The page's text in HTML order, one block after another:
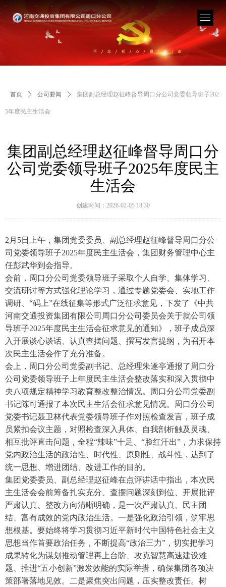
集团副总经理赵征峰督导周口分
公司党委领导班子2025年度民主
生活会
2月5日上午，集团党委委员、副总经理赵征峰督导周口分公
司党委领导班子2025年度民主生活会，集团财务管理中心主
任彭武华到会指导。
会前，周口分公司党委领导班子采取个人自学、集体学习、
交流研讨等方式强化理论学习，通过专题党委会、实地工作
调研、“码上”在线征集等形式广泛征求意见，下发了《中共
河南交通投资集团有限公司周口分公司委员会关于就公司领
导班子2025年度民主生活会征求意见的通知》，班子成员深
入开展谈心谈话、认真查摆问题、撰写发言提纲，为召开本
次民主生活会作了充分准备。
会上，周口分公司党委副书记、总经理朱遂亭通报了周口分
公司党委领导班子上年度民主生活会整改落实和深入贯彻中
央八项规定精神学习教育整改整治情况。周口分公司党委副
书记陈可通报了本次民主生活会征求意见情况。周口分公司
党委书记聂卫林代表党委领导班子作对照检查发言，班子成
员紧扣会议主题，对照检查深入具体、自我剖析触及灵魂、
相互批评直击问题，全程“辣味”十足、“脸红汗出”，力求保持
党内政治生活的政治性、时代性、原则性、战斗性，达到了
统一思想、增进团结、改进工作的目的。
集团党委委员、副总经理赵征峰在点评讲话中指出，本次民
主生活会会前筹备扎实充分、查摆问题深刻到位、开展批评
严肃认真、整改方向清晰明确，是一次严肃认真、民主团
结、富有成效的党内政治生活。一是强化政治引领，筑牢思
想根基。要始终将学习贯彻习近平新时代中国特色社会主义
思想当作首要政治任务，不断提高“政治三力”，切实把学习
成果转化为谋划推动管理再上台阶、攻克智慧高速建设难
题、推进“五小创新”激发效能的实际举措，确保集团各项决
策部署落地见效。二是聚焦突出问题，压实整改责任。树
创建时间： 2026-02-05 18:30
首页 ꄲ 公司要闻 ꄲ 集团副总经理赵征峰督导周口分公司党委领导班子202
5年度民主生活会